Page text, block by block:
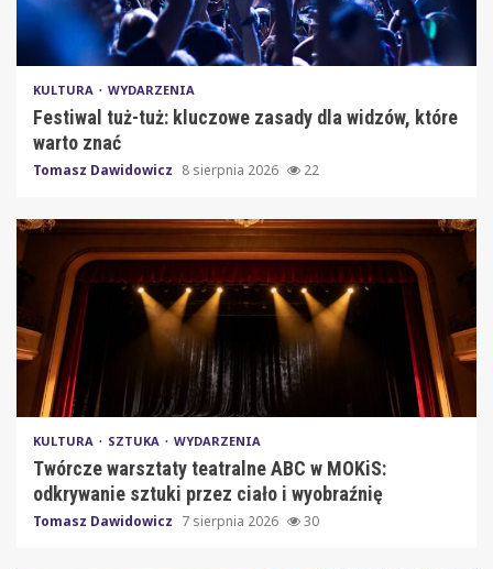
KULTURA WYDARZENIA
Festiwal tuż-tuż: kluczowe zasady dla widzów, które
warto znać
Tomasz Dawidowicz 8 sierpnia 2026 22
KULTURA SZTUKA WYDARZENIA
Twórcze warsztaty teatralne ABC w MOKiS:
odkrywanie sztuki przez ciało i wyobraźnię
Tomasz Dawidowicz 7 sierpnia 2026 30